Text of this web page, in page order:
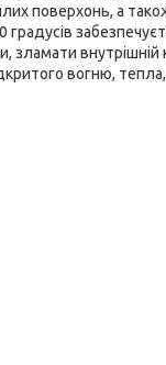
поверхонь, а
градусів
зламати
вогню,